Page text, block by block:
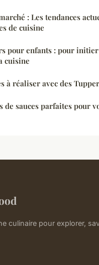
: Les tendances
de cuisine
pour enfants : pour
cuisine
à réaliser avec des
de sauces parfaites pour
culinaire pour explorer,